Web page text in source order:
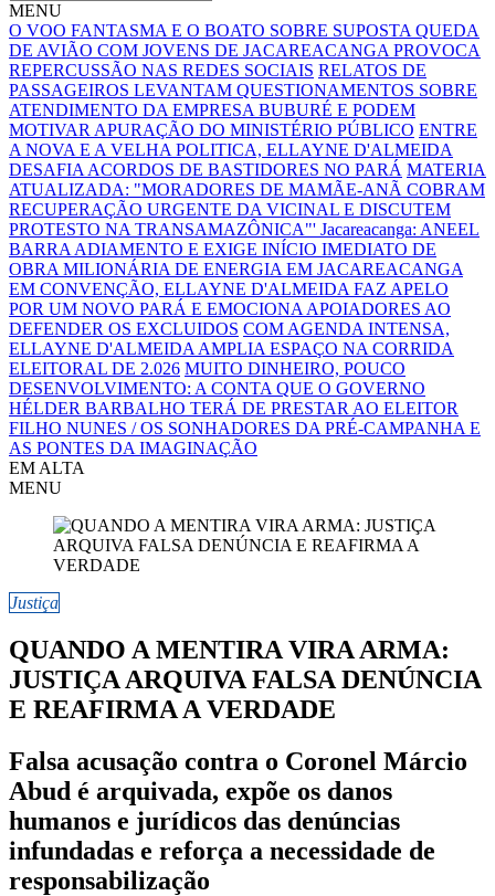
MENU
O VOO FANTASMA E O BOATO SOBRE SUPOSTA QUEDA
DE AVIÃO COM JOVENS DE JACAREACANGA PROVOCA
REPERCUSSÃO NAS REDES SOCIAIS RELATOS DE
PASSAGEIROS LEVANTAM QUESTIONAMENTOS SOBRE
ATENDIMENTO DA EMPRESA BUBURÉ E PODEM
MOTIVAR APURAÇÃO DO MINISTÉRIO PÚBLICO ENTRE
A NOVA E A VELHA POLITICA, ELLAYNE D'ALMEIDA
DESAFIA ACORDOS DE BASTIDORES NO PARÁ MATERIA
ATUALIZADA: "MORADORES DE MAMÃE-ANÃ COBRAM
RECUPERAÇÃO URGENTE DA VICINAL E DISCUTEM
PROTESTO NA TRANSAMAZÔNICA"' Jacareacanga: ANEEL
BARRA ADIAMENTO E EXIGE INÍCIO IMEDIATO DE
OBRA MILIONÁRIA DE ENERGIA EM JACAREACANGA
EM CONVENÇÃO, ELLAYNE D'ALMEIDA FAZ APELO
POR UM NOVO PARÁ E EMOCIONA APOIADORES AO
DEFENDER OS EXCLUIDOS COM AGENDA INTENSA,
ELLAYNE D'ALMEIDA AMPLIA ESPAÇO NA CORRIDA
ELEITORAL DE 2.026 MUITO DINHEIRO, POUCO
DESENVOLVIMENTO: A CONTA QUE O GOVERNO
HÉLDER BARBALHO TERÁ DE PRESTAR AO ELEITOR
FILHO NUNES / OS SONHADORES DA PRÉ-CAMPANHA E
AS PONTES DA IMAGINAÇÃO
EM ALTA
MENU
Justiça
QUANDO A MENTIRA VIRA ARMA:
JUSTIÇA ARQUIVA FALSA DENÚNCIA
E REAFIRMA A VERDADE
Falsa acusação contra o Coronel Márcio
Abud é arquivada, expõe os danos
humanos e jurídicos das denúncias
infundadas e reforça a necessidade de
responsabilização